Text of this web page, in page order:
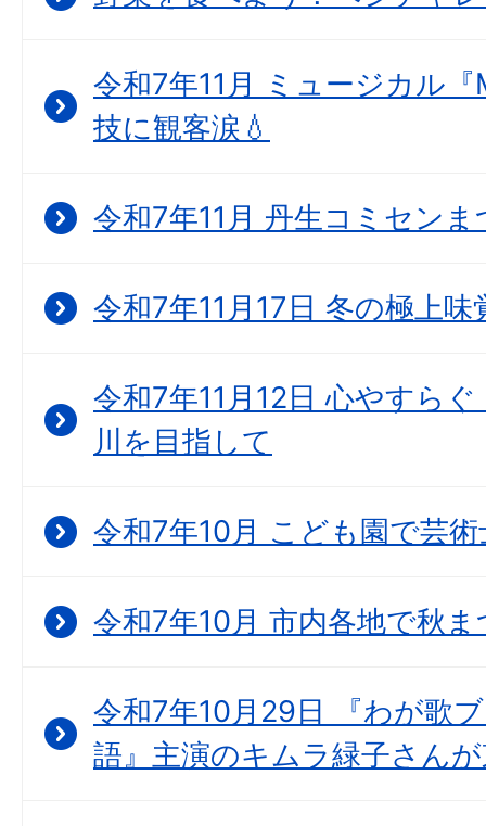
令和7年11月 ミュージカル
技に観客涙💧
令和7年11月 丹生コミセン
令和7年11月17日 冬の極上
令和7年11月12日 心やすら
川を目指して
令和7年10月 こども園で芸
令和7年10月 市内各地で秋
令和7年10月29日 『わが歌
語』主演のキムラ緑子さん